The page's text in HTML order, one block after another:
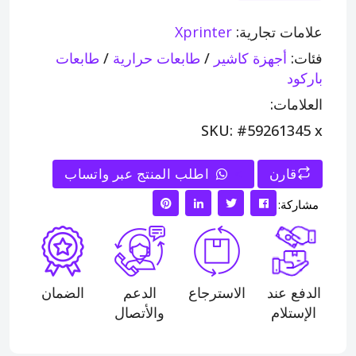
علامات تجارية: Xprinter
فئات: أجهزة كاشير / طابعات حرارية / طابعات
باركود
العلامات:
SKU: #59261345 x
قارن اطلب المنتج عبر واتساب
مشاركة:
الدفع عند
الإستلام
الاسترجاع
الدعم
والأتصال
الضمان